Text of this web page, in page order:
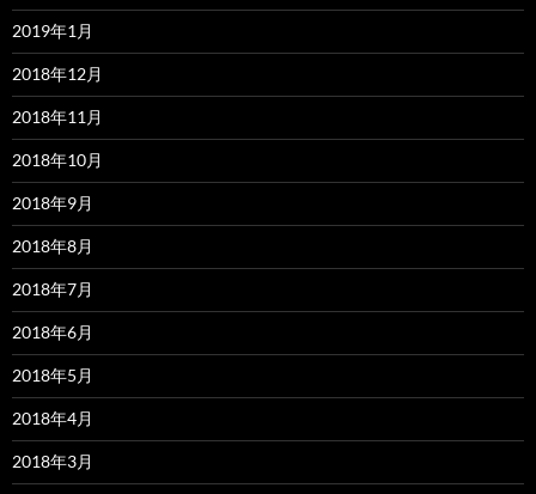
2019年1月
2018年12月
2018年11月
2018年10月
2018年9月
2018年8月
2018年7月
2018年6月
2018年5月
2018年4月
2018年3月